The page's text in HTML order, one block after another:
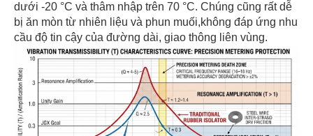
dưới -20 °C và thâm nhập trên 70 °C. Chúng cũng rất dễ
bị ăn mòn từ nhiên liệu và phun muối,không đáp ứng nhu
cầu độ tin cậy của đường dài, giao thông liên vùng.